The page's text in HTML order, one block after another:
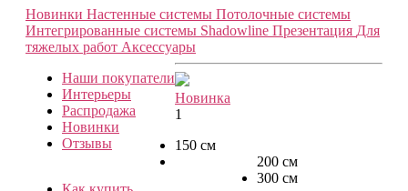
Новинки Настенные системы Потолочные системы
Интегрированные системы Shadowline Презентация Для
тяжелых работ Аксессуары
Наши покупатели
Интерьеры
Распродажа
Новинки
Отзывы
Новинка
1
150 см
200 см
300 см